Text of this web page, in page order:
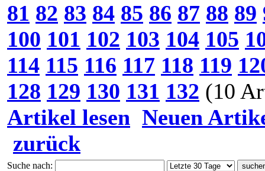
81 82 83 84 85 86 87 88 89
100 101 102 103 104 105
114 115 116 117 118 119
128 129 130 131 132 (10
Artikel lesen Neuen
zurück
Suche nach: